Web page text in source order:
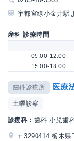
宇都宮線小金井駅
産科 診療時間
09:00-12:00
15:00-18:00
歯科診療所 医療
土曜診察
診療科： 歯科 小児歯
〒3290414 栃木県